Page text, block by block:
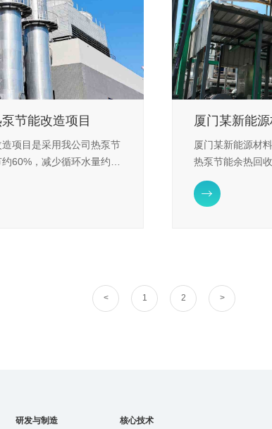
节能改造项目
项目是采用我公司热泵节
60%，减少循环水量约
厦门某新能源材
热泵节能余热回
量约50%，碳排
万元。

< 1 2 >
研发与制造 核心技术